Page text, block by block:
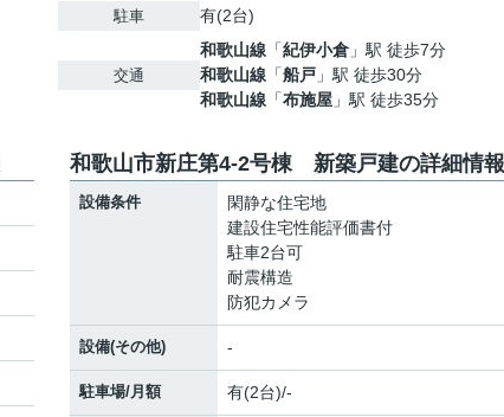
駐車 有(2台)
交通
和歌山線 「紀伊小倉 」駅 徒歩7分
和歌山線 「船戸 」駅 徒歩30分
和歌山線 「布施屋 」駅 徒歩35分
和歌山市新庄第4-2号棟 新築戸建の詳細情報
設備条件
閑静な住宅地
建設住宅性能評価書付
駐車2台可
耐震構造
防犯カメラ
設備(その他) -
駐車場/月額 有(2台)/-